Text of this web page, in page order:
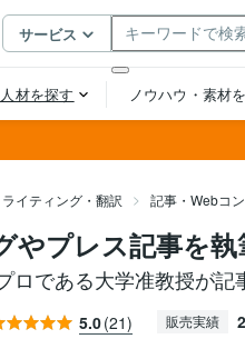
ライティング・翻訳 記事・Webコ
やプレス記事を
ロである大学准教授が記
5.0(21) 販売実績